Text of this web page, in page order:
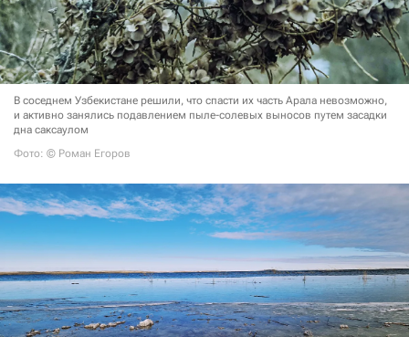
В соседнем Узбекистане решили, что спасти их часть Арала невозможно,
и активно занялись подавлением пыле-солевых выносов путем засадки
дна саксаулом
Фото: © Роман Егоров